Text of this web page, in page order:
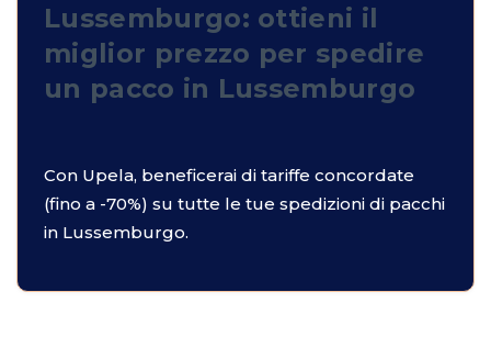
Lussemburgo: ottieni il
miglior prezzo per spedire
un pacco in Lussemburgo
Con Upela, beneficerai di tariffe concordate
(fino a -70%) su tutte le tue spedizioni di pacchi
in Lussemburgo.